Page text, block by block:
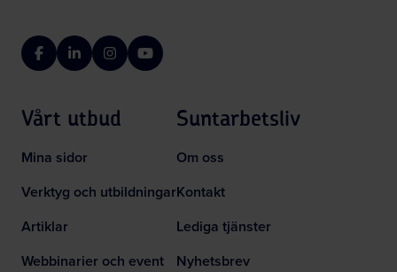
FacebookLinkedInInstagramYouTube
Vårt utbud
Mina sidor
Verktyg och utbildningar
Artiklar
Webbinarier och event
Suntarbetsliv
Om oss
Kontakt
Lediga tjänster
Nyhetsbrev